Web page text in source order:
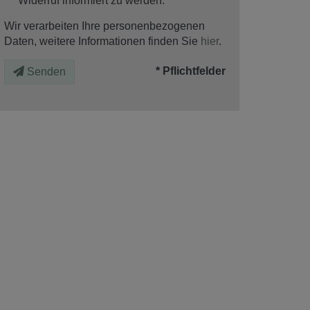
Wir verarbeiten Ihre personenbezogenen
Daten, weitere Informationen finden Sie hier.
Senden * Pflichtfelder